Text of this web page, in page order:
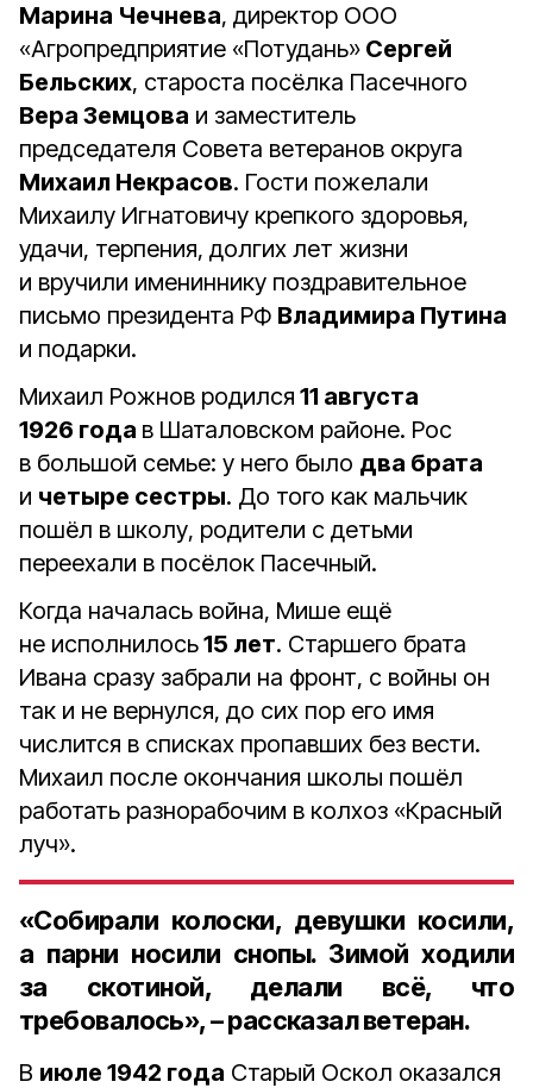
Марина Чечнева, директор ООО
«Агропредприятие «Потудань» Сергей
Бельских, староста посёлка Пасечного
Вера Земцова и заместитель
председателя Совета ветеранов округа
Михаил Некрасов. Гости пожелали
Михаилу Игнатовичу крепкого здоровья,
удачи, терпения, долгих лет жизни
и вручили имениннику поздравительное
письмо президента РФ Владимира Путина
и подарки.
Михаил Рожнов родился 11 августа
1926 года в Шаталовском районе. Рос
в большой семье: у него было два брата
и четыре сестры. До того как мальчик
пошёл в школу, родители с детьми
переехали в посёлок Пасечный.
Когда началась война, Мише ещё
не исполнилось15 лет. Старшего брата
Ивана сразу забрали на фронт, с войны он
так и не вернулся, до сих пор его имя
числится в списках пропавших без вести.
Михаил после окончания школы пошёл
работать разнорабочим в колхоз «Красный
луч».
«Собирали колоски, девушки косили,
а парни носили снопы. Зимой ходили
за скотиной, делали всё, что
требовалось», – рассказал ветеран.
В июле 1942 года Старый Оскол оказался